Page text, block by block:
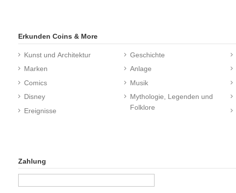
Erkunden Coins & More
Kunst und Architektur
Marken
Comics
Disney
Ereignisse
Geschichte
Anlage
Musik
Mythologie, Legenden und
Folklore
Zahlung